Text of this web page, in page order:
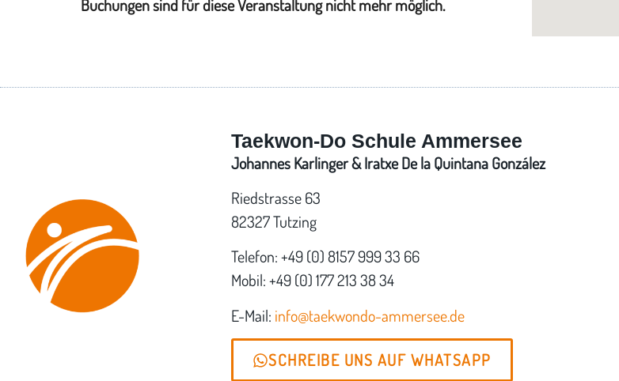
Buchungen sind für diese Veranstaltung nicht mehr möglich.
Taekwon-Do Schule Ammersee
Johannes Karlinger & Iratxe De la Quintana González
Riedstrasse 63
82327 Tutzing
Telefon: +49 (0) 8157 999 33 66
Mobil: +49 (0) 177 213 38 34
E-Mail: info@taekwondo-ammersee.de
SCHREIBE UNS AUF WHATSAPP